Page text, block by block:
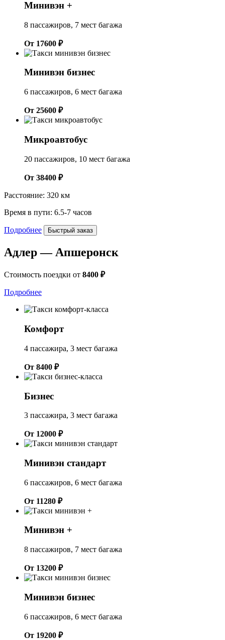
Минивэн +
8 пассажиров, 7 мест багажа
От 17600 ₽
Минивэн бизнес
6 пассажиров, 6 мест багажа
От 25600 ₽
Микроавтобус
20 пассажиров, 10 мест багажа
От 38400 ₽
Расстояние: 320 км
Время в пути: 6.5-7 часов
Подробнее Быстрый заказ
Адлер — Апшеронск
Стоимость поездки от 8400 ₽
Подробнее
Комфорт
4 пассажира, 3 мест багажа
От 8400 ₽
Бизнес
3 пассажира, 3 мест багажа
От 12000 ₽
Минивэн стандарт
6 пассажиров, 6 мест багажа
От 11280 ₽
Минивэн +
8 пассажиров, 7 мест багажа
От 13200 ₽
Минивэн бизнес
6 пассажиров, 6 мест багажа
От 19200 ₽